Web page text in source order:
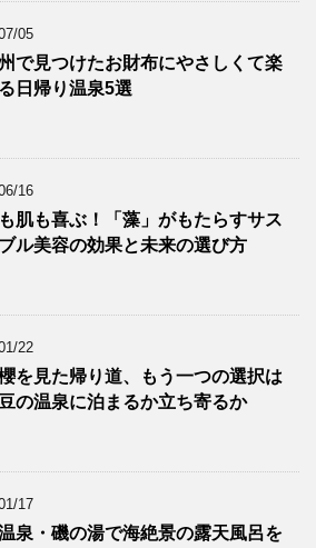
05
で見つけたお財布にやさしくて楽
日帰り温泉5選
16
肌も喜ぶ！「藻」がもたらすサス
ル美容の効果と未来の選び方
22
を見た帰り道、もう一つの選択は
の温泉に泊まるか立ち寄るか
17
泉・磯の湯で海絶景の露天風呂を